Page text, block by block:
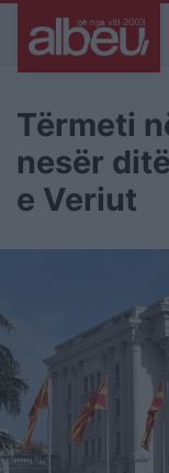
Tërmeti
nesër
e Veriut